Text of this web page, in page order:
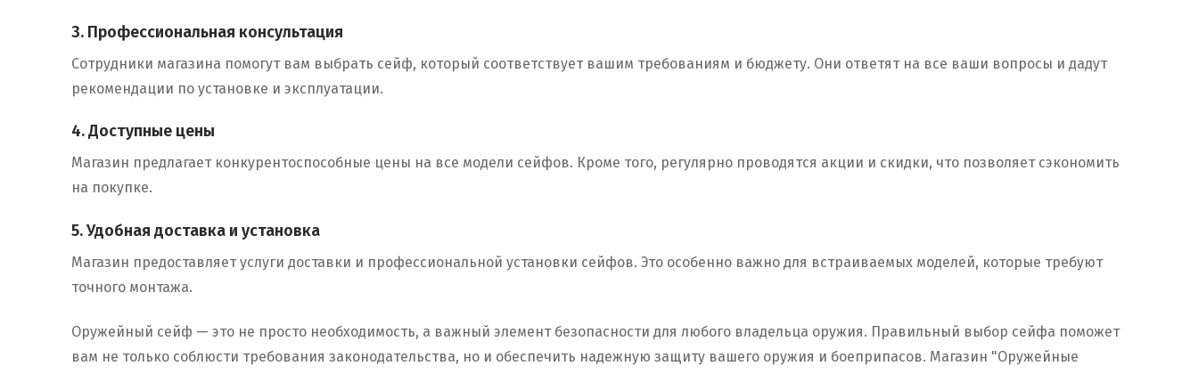
3. Профессиональная консультация
Сотрудники магазина помогут вам выбрать сейф, который соответствует вашим требованиям и бюджету. Они ответят на все ваши вопросы и дадут
рекомендации по установке и эксплуатации.
4. Доступные цены
Магазин предлагает конкурентоспособные цены на все модели сейфов. Кроме того, регулярно проводятся акции и скидки, что позволяет сэкономить
на покупке.
5. Удобная доставка и установка
Магазин предоставляет услуги доставки и профессиональной установки сейфов. Это особенно важно для встраиваемых моделей, которые требуют
точного монтажа.
Оружейный сейф — это не просто необходимость, а важный элемент безопасности для любого владельца оружия. Правильный выбор сейфа поможет
вам не только соблюсти требования законодательства, но и обеспечить надежную защиту вашего оружия и боеприпасов. Магазин "Оружейные